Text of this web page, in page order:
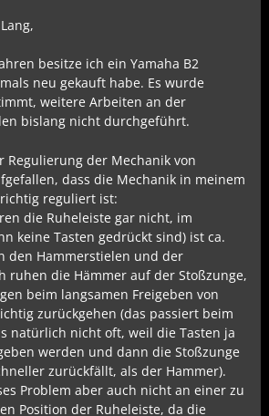
besitze ich ein Yamaha B2
neu gekauft habe. Es wurde
weitere Arbeiten an der
bislang nicht durchgeführt.
Regulierung der Mechanik von
dass die Mechanik in meinem
reguliert ist:
die Ruheleiste gar nicht, im
keine Tasten gedrückt sind) ist ca.
den Hammerstielen und der
ruhen die Hämmer auf der Stoßzunge,
beim langsamen Freigeben von
zurückgehen (das passiert beim
natürlich nicht oft, weil die Tasten ja
werden und dann die Stoßzunge
zurückfällt, als der Hammer).
Problem aber auch nicht an einer zu
Position der Ruheleiste, da die